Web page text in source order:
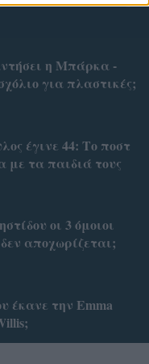
η Μπάρκα -
για πλαστικές;
έγινε 44: Το ποστ
με τα παιδιά τους
οι 3 όμοιοι
αποχωρίζεται;
έκανε την Emma